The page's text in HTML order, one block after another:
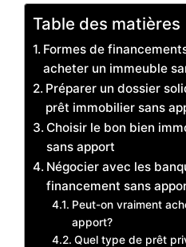
Table des matières
Formes de
acheter un immeuble
Préparer un dossier
prêt immobilier sans
Choisir le bon bien
sans apport
Négocier avec les
financement sans
Peut-on vraiment
apport?
Quel type de prêt